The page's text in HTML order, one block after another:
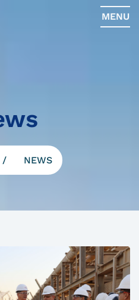
MENU
NEWS